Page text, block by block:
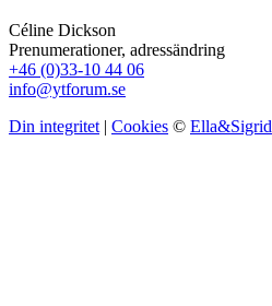
Céline Dickson
Prenumerationer, adressändring
+46 (0)33-10 44 06
info@ytforum.se
Din integritet | Cookies © Ella&Sigrid